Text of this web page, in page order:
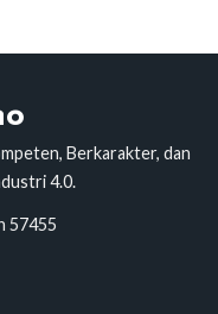
Berkarakter, dan
4.0.
57455